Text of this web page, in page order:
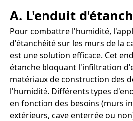
A. L'enduit
Pour combattre l'humidité,
d'étanchéité sur les murs de la
est une solution efficace. Cet
étanche bloquant l'infiltration
matériaux de construction des
l'humidité. Différents types
en fonction des besoins (murs
extérieurs, cave enterrée ou